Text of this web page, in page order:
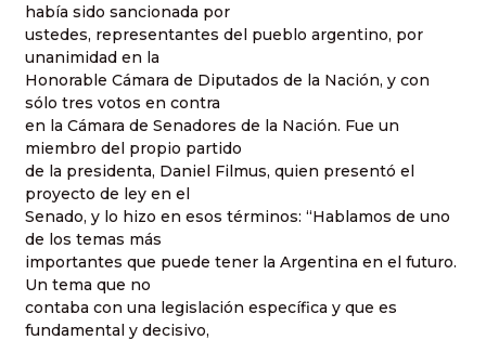
había sido sancionada por
ustedes, representantes del pueblo argentino, por
unanimidad en la
Honorable Cámara de Diputados de la Nación, y con
sólo tres votos en contra
en la Cámara de Senadores de la Nación. Fue un
miembro del propio partido
de la presidenta, Daniel Filmus, quien presentó el
proyecto de ley en el
Senado, y lo hizo en esos términos: “Hablamos de uno
de los temas más
importantes que puede tener la Argentina en el futuro.
Un tema que no
contaba con una legislación específica y que es
fundamental y decisivo,